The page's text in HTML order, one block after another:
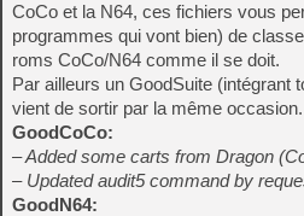
CoCo et la N64, ces fichiers vous
programmes qui vont bien) de
roms CoCo/N64 comme il se doit.
Par ailleurs un GoodSuite (intégrant
vient de sortir par la même occasion.
GoodCoCo:
– Added some carts from Dragon
– Updated audit5 command by
GoodN64: